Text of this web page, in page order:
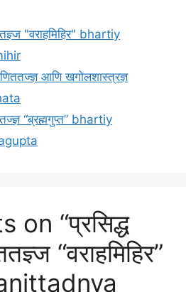
"वराहमिहिर" bhartiy
आणि खगोलशास्त्रज्ञ
“ब्रह्मगुप्त” bhartiy
“प्रसिद्ध
“वराहमिहिर”